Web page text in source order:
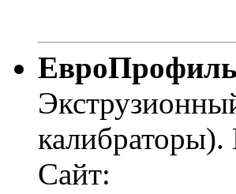
ЕвроПрофиль
Сайт: